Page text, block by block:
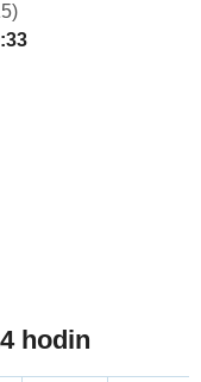
hodin